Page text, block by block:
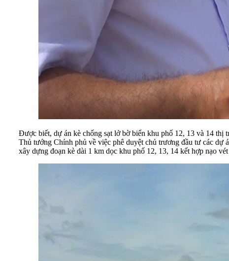
Được biết, dự án kè chống sạt lở bờ biển khu phố 12, 13 và 14 thị
Thủ tướng Chính phủ về việc phê duyệt chủ trương đầu tư các dự
xây dựng đoạn kè dài 1 km dọc khu phố 12, 13, 14 kết hợp nạo